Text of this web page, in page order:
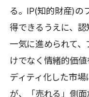
る。IP(知的財産)の
得できるうえに、
一気に進められて
けでなく情緒的価
ディティ化した市
が、「売れる」側